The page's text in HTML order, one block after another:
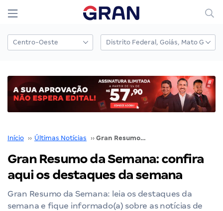
Início ›› Últimas Notícias ›› Gran Resumo da Semana: confira aqui os destaques da semana
Gran Resumo da Semana: confira
aqui os destaques da semana
Gran Resumo da Semana: leia os destaques da
semana e fique informado(a) sobre as notícias de